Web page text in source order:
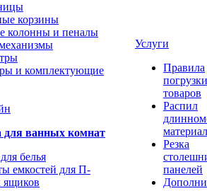
корзины
колонны и пеналы
и комплектующие
для ванных комнат
белья
емкостей для П-
ящиков
Услуги
Правила
погрузки
товаров
Распил
Резка
панелей